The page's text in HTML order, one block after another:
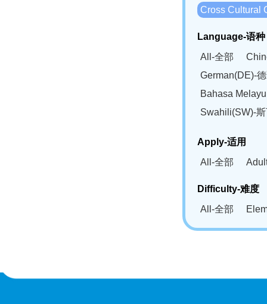
Cross Cultural
Language-语种
All-全部
German(DE)-
Bahasa
Swahili(SW)-
Apply-适用
All-全部
Difficulty-难度
All-全部